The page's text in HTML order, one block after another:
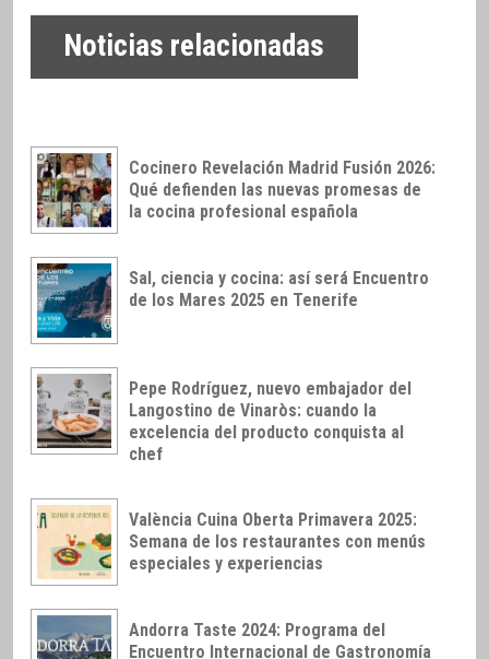
Noticias relacionadas
Cocinero Revelación Madrid Fusión 2026:
Qué defienden las nuevas promesas de
la cocina profesional española
Sal, ciencia y cocina: así será Encuentro
de los Mares 2025 en Tenerife
Pepe Rodríguez, nuevo embajador del
Langostino de Vinaròs: cuando la
excelencia del producto conquista al
chef
València Cuina Oberta Primavera 2025:
Semana de los restaurantes con menús
especiales y experiencias
Andorra Taste 2024: Programa del
Encuentro Internacional de Gastronomía